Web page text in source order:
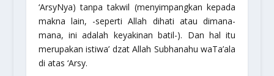
‘ArsyNya) tanpa takwil (menyimpangkan kepada
makna lain, -seperti Allah dihati atau dimana-
mana, ini adalah keyakinan batil-). Dan hal itu
merupakan istiwa’ dzat Allah Subhanahu waTa’ala
di atas ‘Arsy.